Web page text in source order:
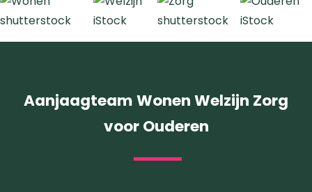
Aanjaagteam Wonen Welzijn Zorg
voor Ouderen